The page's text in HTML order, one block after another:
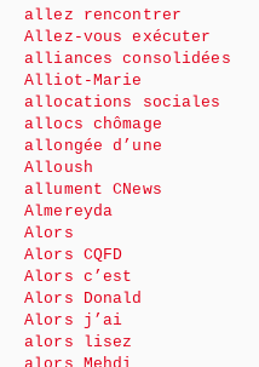
allez rencontrer
Allez-vous exécuter
alliances consolidées
Alliot-Marie
allocations sociales
allocs chômage
allongée d’une
Alloush
allument CNews
Almereyda
Alors
Alors CQFD
Alors c’est
Alors Donald
Alors j’ai
alors lisez